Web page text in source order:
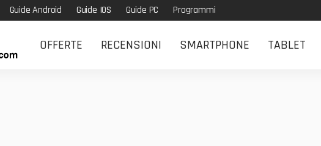
Guide Android Guide IOS Guide PC Programmi
OFFERTE RECENSIONI SMARTPHONE TABLET